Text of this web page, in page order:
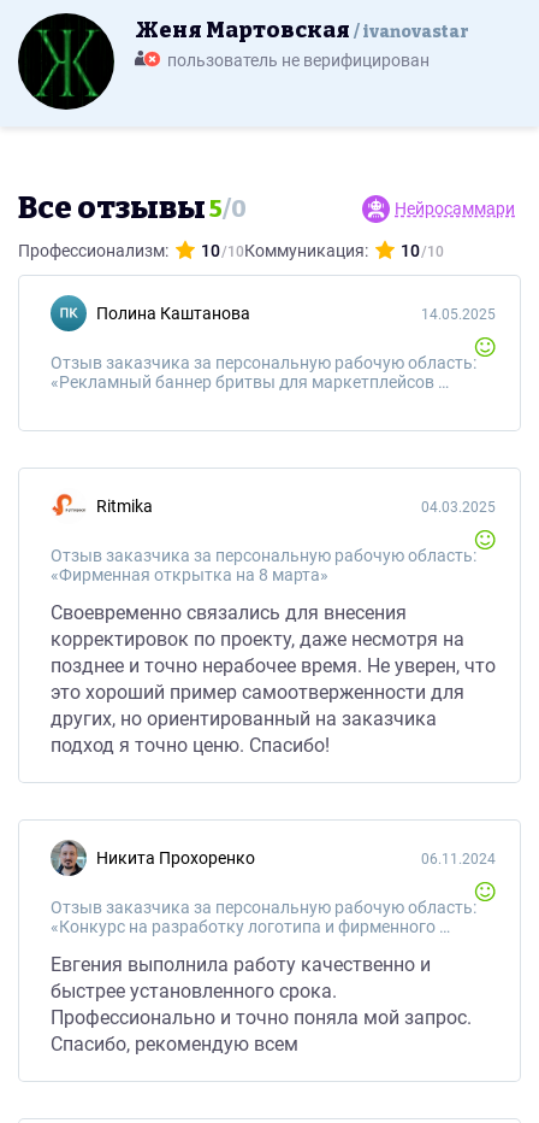
Женя Мартовская ivanovastar
пользователь не верифицирован
Все отзывы5/0 Нейросаммари
Профессионализм: 10 Коммуникация: 10
Полина Каштанова
Отзыв заказчика за персональную рабочую область:
«Рекламный баннер бритвы для маркетплейсов Wildberries и OZON»
14.05.2025
Ritmika
Отзыв заказчика за персональную рабочую область:
«Фирменная открытка на 8 марта»
04.03.2025
Своевременно связались для внесения
корректировок по проекту, даже несмотря на
позднее и точно нерабочее время. Не уверен, что
это хороший пример самоотверженности для
других, но ориентированный на заказчика
подход я точно ценю. Спасибо!
Никита Прохоренко
Отзыв заказчика за персональную рабочую область:
«Конкурс на разработку логотипа и фирменного стиля консалтинговой компании»
06.11.2024
Евгения выполнила работу качественно и
быстрее установленного срока.
Профессионально и точно поняла мой запрос.
Спасибо, рекомендую всем